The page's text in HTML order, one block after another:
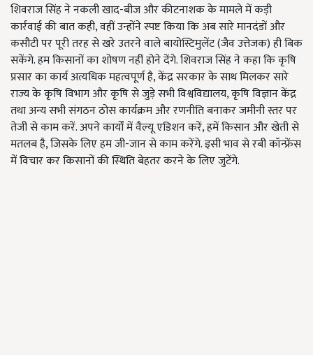
शिवराज सिंह ने नकली खाद-बीज और कीटनाशक के मामले में कड़ी
कार्रवाई की बात कही, वहीं उन्होंने स्पष्ट किया कि अब सारे मानदंडों और
कसौटी पर पूरी तरह से खरे उतरने वाले बायोस्टिमुलेंट (जैव उत्तेजक) ही बिक
सकेंगे. हम किसानों का शोषण नहीं होने देंगे. शिवराज सिंह ने कहा कि कृषि
प्रसार का कार्य अत्यधिक महत्वपूर्ण है, केंद्र सरकार के साथ मिलकर सारे
राज्य के कृषि विभाग और कृषि से जुड़े सभी विश्वविद्यालय, कृषि विज्ञान केंद्र
तथा अन्य सभी संगठन ठोस कार्यक्रम और रणनीति बनाकर जमीनी स्तर पर
तेजी से काम करें. अपने कार्यों में वैल्यू एडिशन करें, हमें किसान और खेती से
मतलब है, जिसके लिए हम जी-जान से काम करेंगे. इसी भाव से रबी कॉन्फ्रेंस
में विचार कर किसानों की स्थिति बेहतर करने के लिए जुटेंगे.